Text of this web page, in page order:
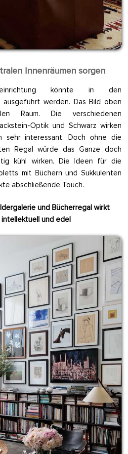
Innenräumen sorgen
könnte in den
ausgeführt werden. Das Bild oben
Raum. Die verschiedenen
Optik und Schwarz wirken
sehr interessant. Doch ohne die
Regal würde das Ganze doch
kühl wirken. Die Ideen für die
mit Büchern und Sukkulenten
abschließende Touch.
und Bücherregal wirkt
und edel